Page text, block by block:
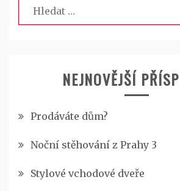
Vyhledávání
NEJNOVĚJŠÍ
Prodáváte dům?
Noční stěhování z Prahy 3
Stylové vchodové dveře